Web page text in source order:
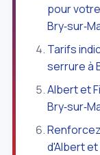
pour
Tarifs
serrure à
Albert et
d'Albert et